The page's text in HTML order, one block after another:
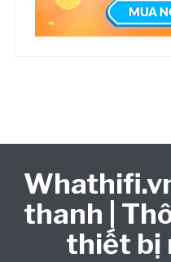
thanh |
thiết bị